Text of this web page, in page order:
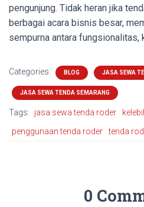
pengunjung. Tidak heran jika
berbagai acara bisnis besar,
sempurna antara fungsionalitas,
Categories: BLOG JASA SEWA
JASA SEWA TENDA SEMARANG
Tags: jasa sewa tenda roder
penggunaan tenda roder
tenda
0